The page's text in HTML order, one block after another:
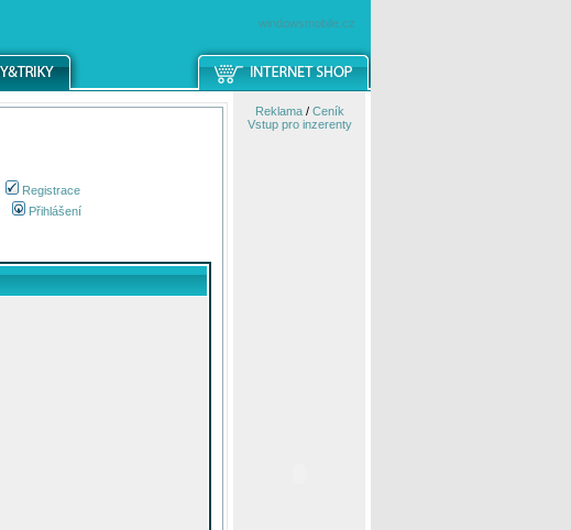
windowsmobile.cz
Registrace
Přihlášení
Reklama/ Ceník
Vstup pro inzerenty